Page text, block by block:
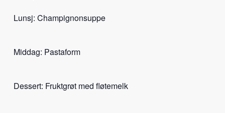
Lunsj: Champignonsuppe
Middag: Pastaform
Dessert: Fruktgrøt med fløtemelk